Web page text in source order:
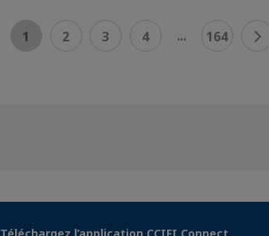
1 2 3 4 ... 164
Téléchargez l’application CCIFI Connect